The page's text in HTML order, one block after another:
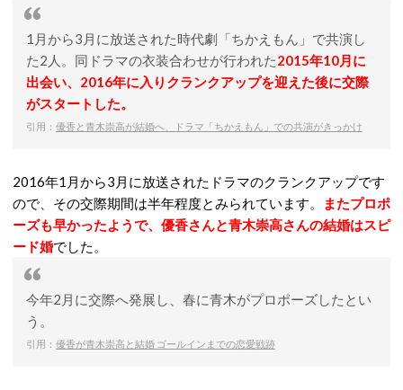
1月から3月に放送された時代劇「ちかえもん」で共演し
た2人。同ドラマの衣装合わせが行われた2015年10月に
出会い、2016年に入りクランクアップを迎えた後に交際
がスタートした。
引用： 優香と青木崇高が結婚へ、ドラマ「ちかえもん」での共演がきっかけ
2016年1月から3月に放送されたドラマのクランクアップです
ので、その交際期間は半年程度とみられています。
またプロポ
ーズも早かったようで、優香さんと青木崇高さんの結婚はスピ
ード婚でした。
今年2月に交際へ発展し、春に青木がプロポーズしたとい
う。
引用： 優香が青木崇高と結婚 ゴールインまでの恋愛戦跡